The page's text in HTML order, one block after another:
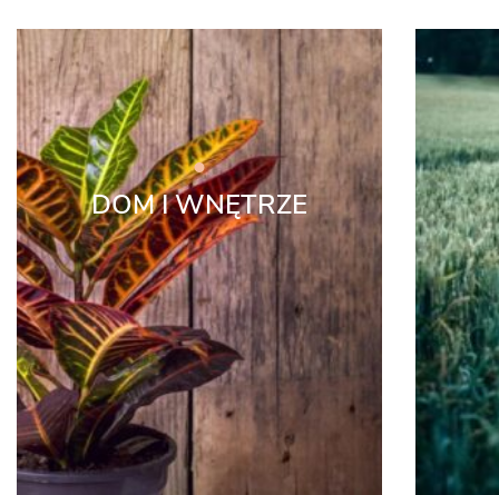
DOM I WNĘTRZE